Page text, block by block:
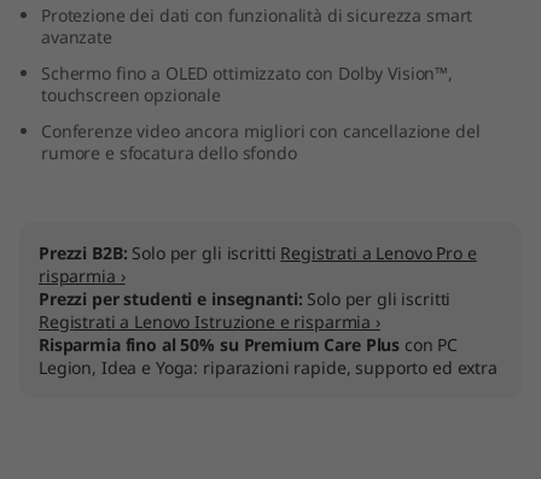
Protezione dei dati con funzionalità di sicurezza smart
avanzate
Schermo fino a OLED ottimizzato con Dolby Vision™,
touchscreen opzionale
Conferenze video ancora migliori con cancellazione del
rumore e sfocatura dello sfondo
Prezzi B2B: Solo per gli iscritti Registrati a Lenovo Pro e
risparmia ›
Prezzi per studenti e insegnanti: Solo per gli iscritti
Registrati a Lenovo Istruzione e risparmia ›
Risparmia fino al 50% su Premium Care Plus con PC
Legion, Idea e Yoga: riparazioni rapide, supporto ed extra